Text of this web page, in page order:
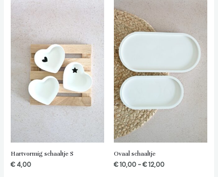
Hartvormig schaaltje S
€4,00
Ovaal schaaltje
€10,00 -€12,00
€ 10,00
tot